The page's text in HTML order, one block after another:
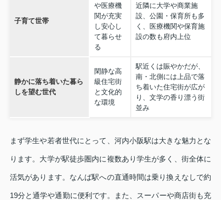
子育て世帯
や医療機
関が充実
し安心し
て暮らせ
る
近隣に大学や商業施
設、公園・保育所も多
く、医療機関や保育施
設の数も府内上位
静かに落ち着いた暮ら
しを望む世代
閑静な高
級住宅街
と文化的
な環境
駅近くは賑やかだが、
南・北側には上品で落
ち着いた住宅街が広が
り、文学の香り漂う街
並み
まず学生や若者世代にとって、河内小阪駅は大きな魅力とな
ります。大学が駅徒歩圏内に複数あり学生が多く、街全体に
活気があります。なんば駅への直通時間は乗り換えなしで約
19分と通学や通勤に便利です。また、スーパーや商店街も充